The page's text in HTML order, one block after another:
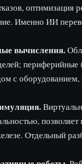
оптимизация
Именно ИИ
вычисления.
периферийные
с
Отдельный